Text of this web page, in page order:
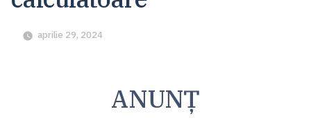
aprilie 29, 2024
ANUNŢ